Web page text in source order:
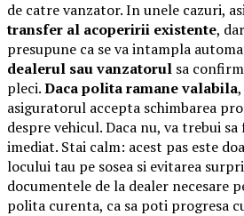
de catre vanzator. In unele cazuri,
transfer al acoperirii existente,
presupune ca se va intampla
dealerul sau vanzatorul sa
pleci.Daca polita ramane valabila
asiguratorul accepta schimbarea
despre vehicul. Daca nu, va trebui
imediat. Stai calm: acest pas este
locului tau pe sosea si evitarea
documentele de la dealer necesare
polita curenta, ca sa poti progresa